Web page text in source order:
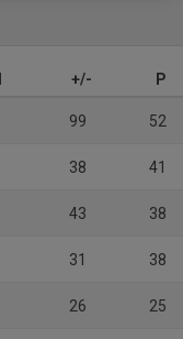
+/- P
99 52
38 41
43 38
31 38
26 25